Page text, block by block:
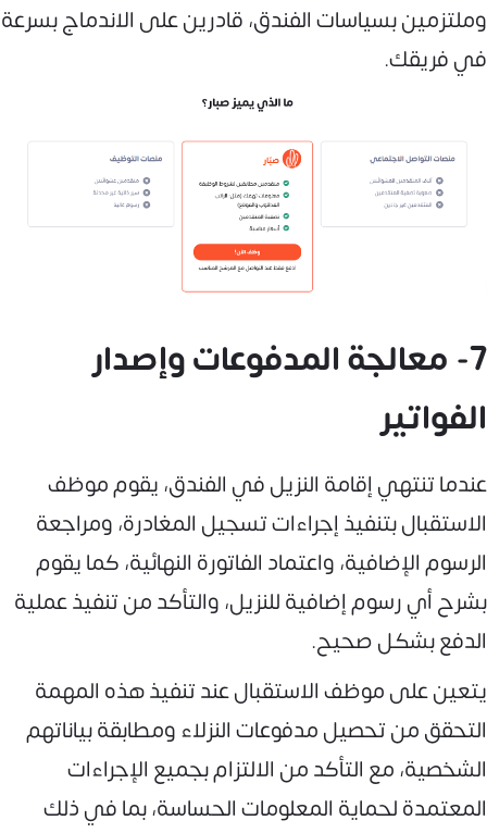
وملتزمين بسياسات الفندق، قادرين على الاندماج بسرعة
في فريقك.
7- معالجة المدفوعات وإصدار
الفواتير
عندما تنتهي إقامة النزيل في الفندق، يقوم موظف
الاستقبال بتنفيذ إجراءات تسجيل المغادرة، ومراجعة
الرسوم الإضافية، واعتماد الفاتورة النهائية، كما يقوم
بشرح أي رسوم إضافية للنزيل، والتأكد من تنفيذ عملية
الدفع بشكل صحيح.
يتعين على موظف الاستقبال عند تنفيذ هذه المهمة
التحقق من تحصيل مدفوعات النزلاء ومطابقة بياناتهم
الشخصية، مع التأكد من الالتزام بجميع الإجراءات
المعتمدة لحماية المعلومات الحساسة، بما في ذلك